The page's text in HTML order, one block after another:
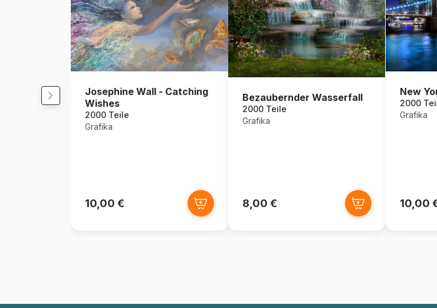
Josephine Wall - Catching
Wishes
2000 Teile
Grafika
10,00 €
Bezaubernder Wasserfall
2000 Teile
Grafika
8,00 €
New
2000
Grafika
10,00